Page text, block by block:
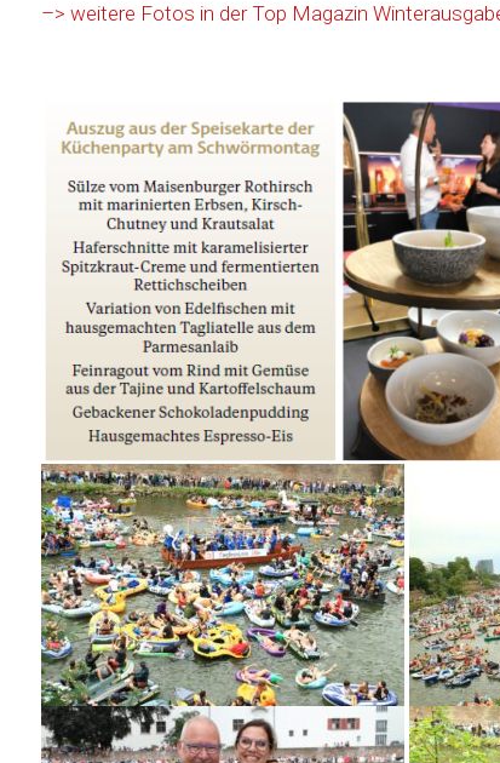
–> weitere Fotos in der Top Magazin